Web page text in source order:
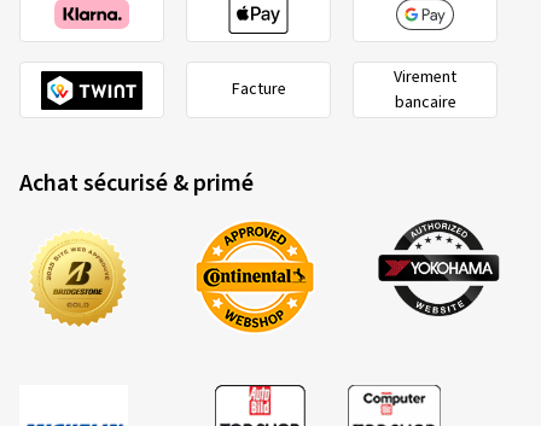
Facture
Virement
bancaire
Achat sécurisé & primé